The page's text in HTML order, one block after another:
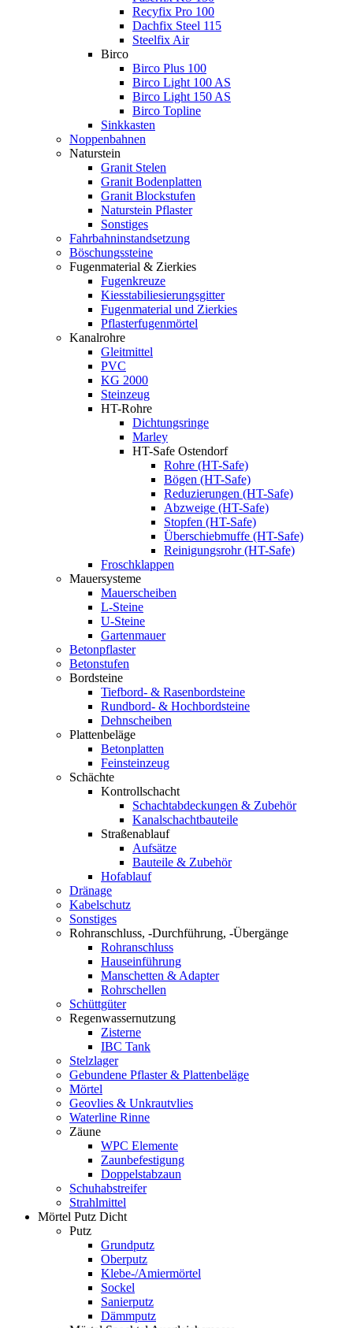
Recyfix Pro 100
Dachfix Steel 115
Steelfix Air
Birco
Birco Plus 100
Birco Light 100 AS
Birco Light 150 AS
Birco Topline
Sinkkasten
Noppenbahnen
Naturstein
Granit Stelen
Granit Bodenplatten
Granit Blockstufen
Naturstein Pflaster
Sonstiges
Fahrbahninstandsetzung
Böschungssteine
Fugenmaterial & Zierkies
Fugenkreuze
Kiesstabiliesierungsgitter
Fugenmaterial und Zierkies
Pflasterfugenmörtel
Kanalrohre
Gleitmittel
PVC
KG 2000
Steinzeug
HT-Rohre
Dichtungsringe
Marley
HT-Safe Ostendorf
Rohre (HT-Safe)
Bögen (HT-Safe)
Reduzierungen (HT-Safe)
Abzweige (HT-Safe)
Stopfen (HT-Safe)
Überschiebmuffe (HT-Safe)
Reinigungsrohr (HT-Safe)
Froschklappen
Mauersysteme
Mauerscheiben
L-Steine
U-Steine
Gartenmauer
Betonpflaster
Betonstufen
Bordsteine
Tiefbord- & Rasenbordsteine
Rundbord- & Hochbordsteine
Dehnscheiben
Plattenbeläge
Betonplatten
Feinsteinzeug
Schächte
Kontrollschacht
Schachtabdeckungen & Zubehör
Kanalschachtbauteile
Straßenablauf
Aufsätze
Bauteile & Zubehör
Hofablauf
Dränage
Kabelschutz
Sonstiges
Rohranschluss, -Durchführung, -Übergänge
Rohranschluss
Hauseinführung
Manschetten & Adapter
Rohrschellen
Schüttgüter
Regenwassernutzung
Zisterne
IBC Tank
Stelzlager
Gebundene Pflaster & Plattenbeläge
Mörtel
Geovlies & Unkrautvlies
Waterline Rinne
Zäune
WPC Elemente
Zaunbefestigung
Doppelstabzaun
Schuhabstreifer
Strahlmittel
Mörtel Putz Dicht
Putz
Grundputz
Oberputz
Klebe-/Amiermörtel
Sockel
Sanierputz
Dämmputz